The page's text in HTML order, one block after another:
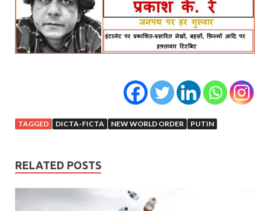
TAGGED DICTA-FICTA NEW WORLD ORDER PUTIN
RELATED POSTS